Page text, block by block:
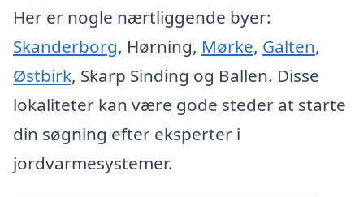
Her er nogle nærtliggende byer:
Skanderborg, Hørning, Mørke, Galten,
Østbirk, Skarp Sinding og Ballen. Disse
lokaliteter kan være gode steder at starte
din søgning efter eksperter i
jordvarmesystemer.